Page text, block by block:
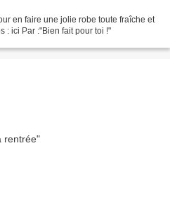
en faire une jolie robe toute fraîche et
: ici Par :"Bien fait pour toi !"